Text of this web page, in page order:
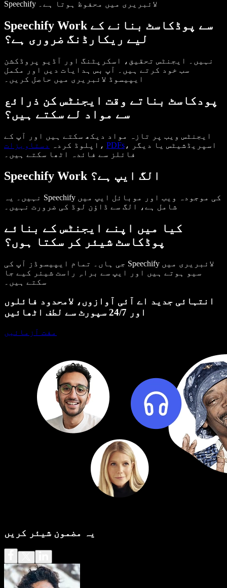
Speechify لائبریری میں محفوظ ہوتا ہے۔
Speechify Work سے پوڈکاسٹ بنانے کے
لیے ریکارڈنگ ضروری ہے؟
نہیں۔ ایجنٹس تحقیق، اسکرپٹنگ اور آڈیو پروڈکشن
سب خود کرتے ہیں۔ آپ بس ہدایات دیں اور مکمل
ایپیسوڈ لائبریری میں حاصل کریں۔
پودکاسٹ بناتے وقت ایجنٹس کن ذرائع
سے مواد لے سکتے ہیں؟
ایجنٹس ویب پر تازہ مواد دیکھ سکتے ہیں اور آپ کے
اپلوڈ کردہ
دستاویزات ، PDFs ، اسپریڈشیٹس یا دیگر
فائلز سے فائدہ اٹھا سکتے ہیں۔
Speechify Work الگ ایپ ہے؟
نہیں۔ یہ Speechify کی موجودہ ویب اور موبائل ایپ میں
شامل ہے، الگ سے ڈاؤن لوڈ کی ضرورت نہیں۔
کیا میں اپنے ایجنٹس کے بنائے
پوڈکاسٹ شیئر کر سکتا ہوں؟
جی ہاں۔ تمام ایپیسوڈز آپ کی Speechify لائبریری میں
سیو ہوتے ہیں اور ایپ سے براہِ راست شیئر کیے جا
سکتے ہیں۔
انتہائی جدید اے آئی آوازوں، لامحدود فائلوں
اور 24/7 سپورٹ سے لطف اٹھائیں
مفت آزمائیں
یہ مضمون شیئر کریں